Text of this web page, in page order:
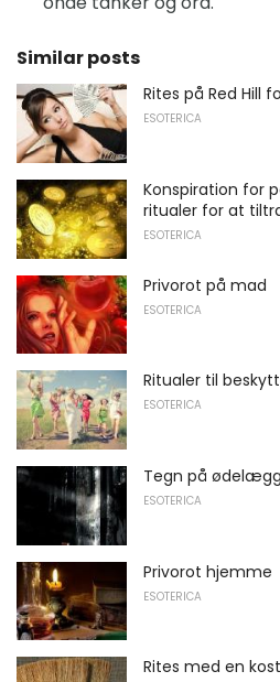
Similar posts
Rites på Red Hill
ESOTERICA
Konspiration for
ritualer for at
ESOTERICA
Privorot på mad
ESOTERICA
Ritualer til
ESOTERICA
Tegn på
ESOTERICA
Privorot hjemme
ESOTERICA
Rites med en kost